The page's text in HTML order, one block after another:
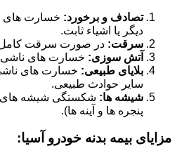
تصادف و برخورد: خسارت های
دیگر یا اشیاء ثابت.
سرقت: در صورت سرقت کامل
آتش سوزی: خسارت های ناشی
بلایای طبیعی: خسارت های
سایر حوادث طبیعی.
شیشه ها: شکستگی شیشه های
پنجره ها و آینه ها).
مزایای بیمه بدنه خودرو آسیا: